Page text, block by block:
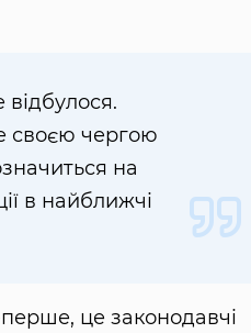
відбулося.
своєю чергою
на
в найближчі
це законодавчі